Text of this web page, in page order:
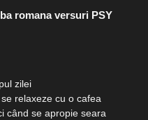
romana versuri PSY
zilei
relaxeze cu o cafea
când se apropie seara